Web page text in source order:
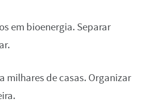
em bioenergia. Separar
milhares de casas. Organizar